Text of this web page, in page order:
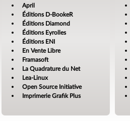
April
Éditions D-BookeR
Éditions Diamond
Éditions Eyrolles
Éditions ENI
En Vente Libre
Framasoft
La Quadrature du Net
Lea-Linux
Open Source Initiative
Imprimerie Grafik Plus